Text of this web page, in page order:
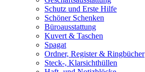
Schutz und Erste Hilfe
Schöner Schenken
Büroausstattung
Kuvert & Taschen
Spagat
Ordner, Register & Ringbücher
Steck-, Klarsichthüllen